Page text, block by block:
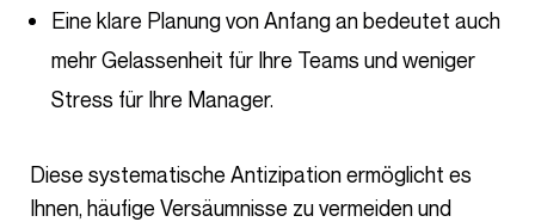
Eine klare Planung von Anfang an bedeutet auch
mehr Gelassenheit für Ihre Teams und weniger
Stress für Ihre Manager.
Diese systematische Antizipation ermöglicht es
Ihnen, häufige Versäumnisse zu vermeiden und